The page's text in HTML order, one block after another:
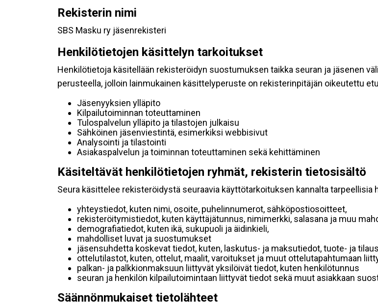
Rekisterin nimi
SBS Masku ry jäsenrekisteri
Henkilötietojen käsittelyn tarkoitukset
Henkilötietoja käsitellään rekisteröidyn suostumuksen taikka seuran ja jäsenen
perusteella, jolloin lainmukainen käsittelyperuste on rekisterinpitäjän oikeutettu
Jäsenyyksien ylläpito
Kilpailutoiminnan toteuttaminen
Tulospalvelun ylläpito ja tilastojen julkaisu
Sähköinen jäsenviestintä, esimerkiksi webbisivut
Analysointi ja tilastointi
Asiakaspalvelun ja toiminnan toteuttaminen sekä kehittäminen
Käsiteltävät henkilötietojen ryhmät, rekisterin tietosisältö
Seura käsittelee rekisteröidystä seuraavia käyttötarkoituksen kannalta
yhteystiedot, kuten nimi, osoite, puhelinnumerot, sähköpostiosoitteet,
rekisteröitymistiedot, kuten käyttäjätunnus, nimimerkki, salasana ja muu
demografiatiedot, kuten ikä, sukupuoli ja äidinkieli,
mahdolliset luvat ja suostumukset
jäsensuhdetta koskevat tiedot, kuten, laskutus- ja maksutiedot, tuote- ja
ottelutilastot, kuten, ottelut, maalit, varoitukset ja muut ottelutapahtumaan
palkan- ja palkkionmaksuun liittyvät yksilöivät tiedot, kuten henkilötunnus
seuran ja henkilön kilpailutoimintaan liittyvät tiedot sekä muut asiakkaan
Säännönmukaiset tietolähteet